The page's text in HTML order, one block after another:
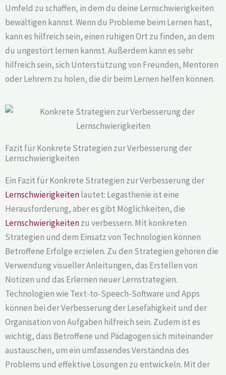
Umfeld zu schaffen, in dem du deine Lernschwierigkeiten
bewältigen kannst. Wenn du Probleme beim Lernen hast,
kann es hilfreich sein, einen ruhigen Ort zu finden, an dem
du ungestört lernen kannst. Außerdem kann es sehr
hilfreich sein, sich Unterstützung von Freunden, Mentoren
oder Lehrern zu holen, die dir beim Lernen helfen können.
Fazit für Konkrete Strategien zur Verbesserung der
Lernschwierigkeiten
Ein Fazit für Konkrete Strategien zur Verbesserung der
Lernschwierigkeitenlautet: Legasthenie ist eine
Herausforderung, aber es gibt Möglichkeiten, die
Lernschwierigkeitenzu verbessern. Mit konkreten
Strategien und dem Einsatz von Technologien können
Betroffene Erfolge erzielen. Zu den Strategien gehören die
Verwendung visueller Anleitungen, das Erstellen von
Notizen und das Erlernen neuer Lernstrategien.
Technologien wie Text-to-Speech-Software und Apps
können bei der Verbesserung der Lesefähigkeit und der
Organisation von Aufgaben hilfreich sein. Zudem ist es
wichtig, dass Betroffene und Pädagogen sich miteinander
austauschen, um ein umfassendes Verständnis des
Problems und effektive Lösungen zu entwickeln. Mit der